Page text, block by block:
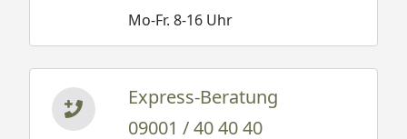
Mo-Fr. 8-16 Uhr
Express-Beratung
09001 / 40 40 40